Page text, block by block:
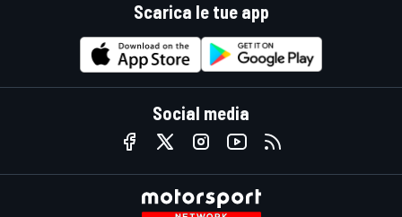
Scarica le tue app
Social media